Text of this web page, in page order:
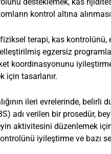
kontrol altına
terapi, kas kontrolünü,
egzersiz
koordinasyonunu
için tasarlanır.
ileri evrelerinde, belirli
adı verilen bir prosedür,
aktivitesini düzenlemek
iyileştirme ve bazı